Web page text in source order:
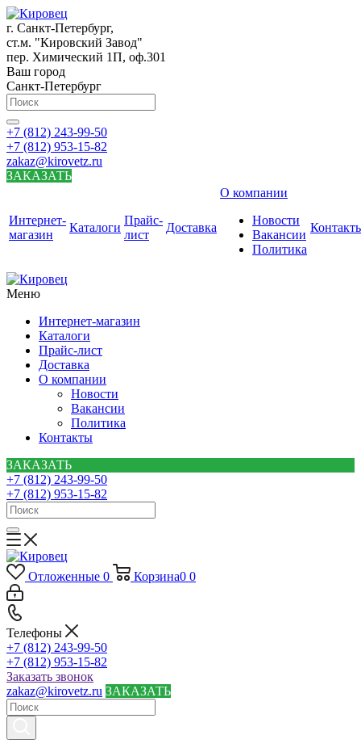
г. Санкт-Петербург,
ст.м. "Кировский Завод"
пер. Химический 1П, оф.301
Ваш город
Санкт-Петербург
+7 (812) 243-99-50
+7 (812) 953-15-82
zakaz@kirovetz.ru
ЗАКАЗАТЬ
Интернет-
магазин
Каталоги
Прайс-
лист
Доставка
О компании
Новости
Вакансии
Политика
Меню
Интернет-магазин
Каталоги
Прайс-лист
Доставка
О компании
Новости
Вакансии
Политика
Контакты
ЗАКАЗАТЬ
+7 (812) 243-99-50
+7 (812) 953-15-82
Отложенные 0 Корзина0 0
Телефоны
+7 (812) 243-99-50
+7 (812) 953-15-82
Заказать звонок
zakaz@kirovetz.ru ЗАКАЗАТЬ